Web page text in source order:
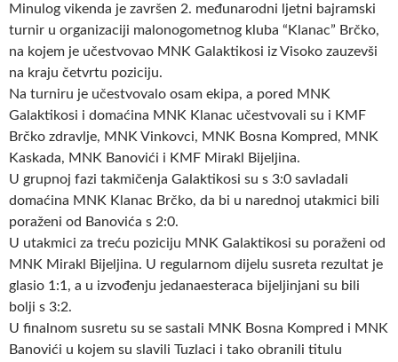
Minulog vikenda je završen 2. međunarodni ljetni bajramski
turnir u organizaciji malonogometnog kluba “Klanac” Brčko,
na kojem je učestvovao MNK Galaktikosi iz Visoko zauzevši
na kraju četvrtu poziciju.
Na turniru je učestvovalo osam ekipa, a pored MNK
Galaktikosi i domaćina MNK Klanac učestvovali su i KMF
Brčko zdravlje, MNK Vinkovci, MNK Bosna Kompred, MNK
Kaskada, MNK Banovići i KMF Mirakl Bijeljina.
U grupnoj fazi takmičenja Galaktikosi su s 3:0 savladali
domaćina MNK Klanac Brčko, da bi u narednoj utakmici bili
poraženi od Banovića s 2:0.
U utakmici za treću poziciju MNK Galaktikosi su poraženi od
MNK Mirakl Bijeljina. U regularnom dijelu susreta rezultat je
glasio 1:1, a u izvođenju jedanaesteraca bijeljinjani su bili
bolji s 3:2.
U finalnom susretu su se sastali MNK Bosna Kompred i MNK
Banovići u kojem su slavili Tuzlaci i tako obranili titulu